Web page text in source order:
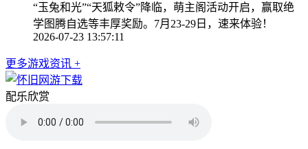
“玉兔和光”“天狐敕令”降临，萌主阁活动开启，赢取绝
学图腾自选等丰厚奖励。7月23-29日，速来体验！
2026-07-23 13:57:11
更多游戏资讯 +
配乐欣赏